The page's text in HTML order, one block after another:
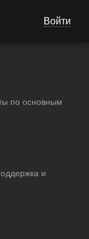
Войти
по основным
и